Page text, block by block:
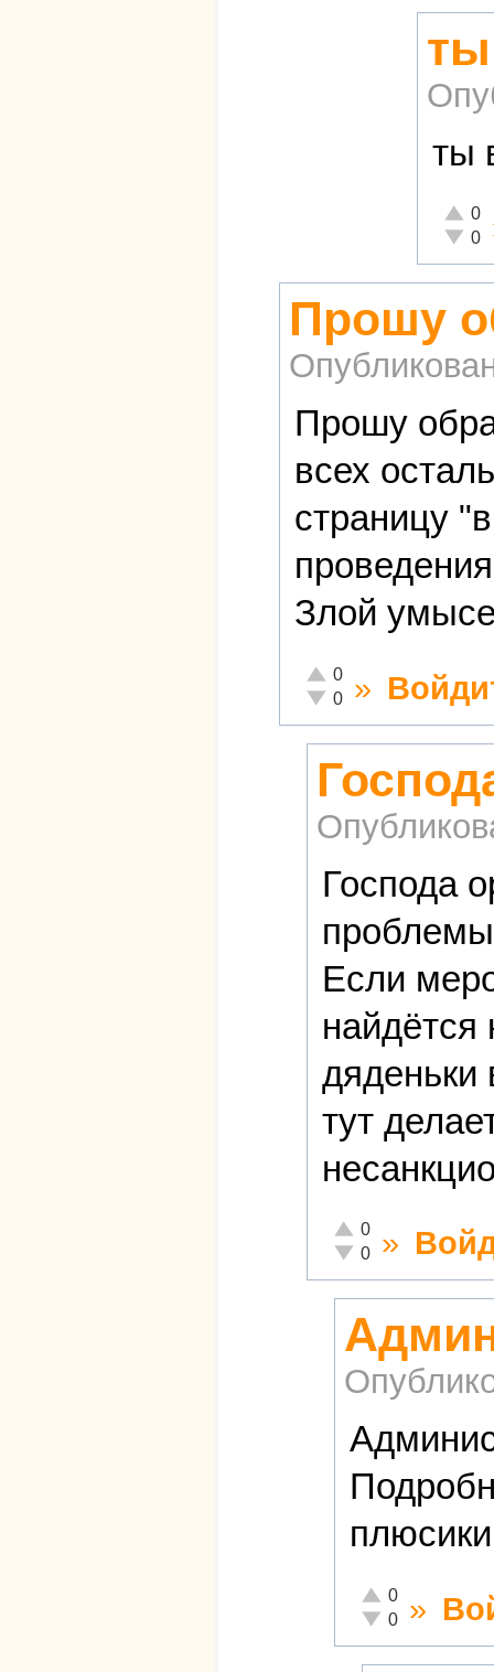
ты
0
0
Прошу
Прошу
всех
страницу
Злой
Отлично!
0
Неадекватно!
0 »
Господа
Если
найдётся
дяденьки
тут
Отлично!
0
Неадекватно!
0 »
Отлично!
0
Неадекватно!
0 »